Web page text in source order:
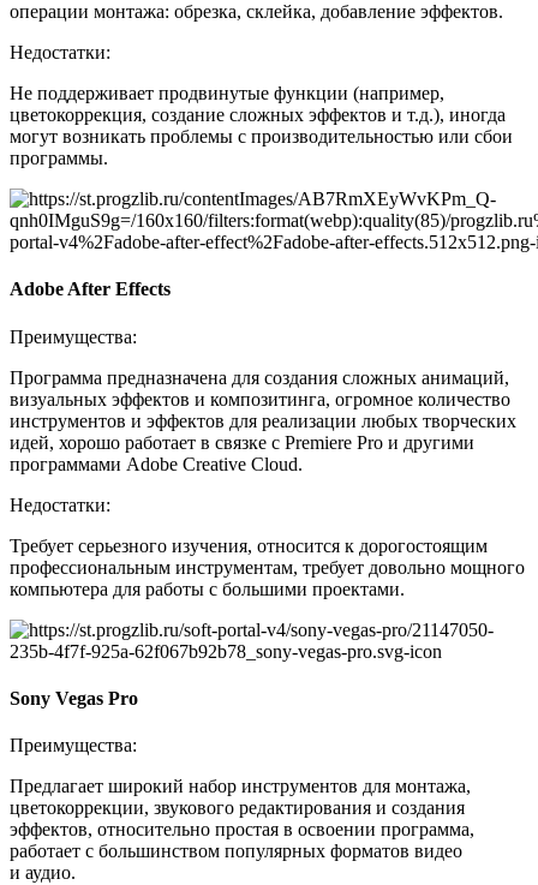
операции монтажа: обрезка, склейка, добавление эффектов.
Недостатки:
Не поддерживает продвинутые функции (например,
цветокоррекция, создание сложных эффектов и т.д.), иногда
могут возникать проблемы с производительностью или сбои
программы.
Adobe After Effects
Преимущества:
Программа предназначена для создания сложных анимаций,
визуальных эффектов и композитинга, огромное количество
инструментов и эффектов для реализации любых творческих
идей, хорошо работает в связке с Premiere Pro и другими
программами Adobe Creative Cloud.
Недостатки:
Требует серьезного изучения, относится к дорогостоящим
профессиональным инструментам, требует довольно мощного
компьютера для работы с большими проектами.
Sony Vegas Pro
Преимущества:
Предлагает широкий набор инструментов для монтажа,
цветокоррекции, звукового редактирования и создания
эффектов, относительно простая в освоении программа,
работает с большинством популярных форматов видео
и аудио.